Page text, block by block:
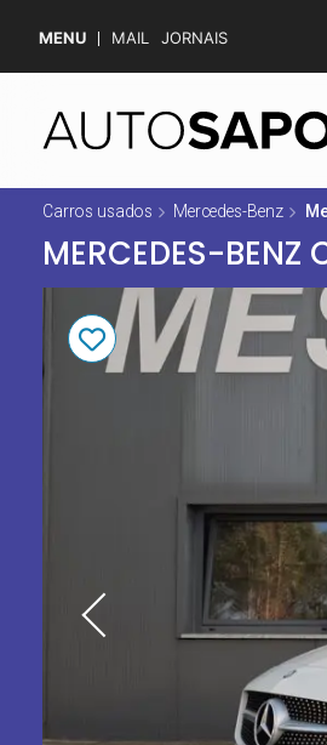
MENU MAIL JORNAIS
Carros usados Mercedes-Benz
MERCEDES-BENZ